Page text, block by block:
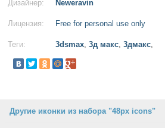
Дизайнер: Neweravin
Лицензия: Free for personal use only
Теги: 3dsmax, 3д макс, 3дмакс,
Другие иконки из набора "48px icons"